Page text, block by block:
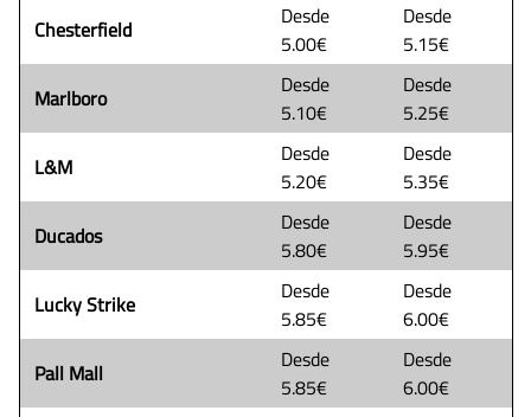
Chesterfield
Desde
5.00€
Desde
5.15€
Marlboro
Desde
5.10€
Desde
5.25€
L&M
Desde
5.20€
Desde
5.35€
Ducados
Desde
5.80€
Desde
5.95€
Lucky Strike
Desde
5.85€
Desde
6.00€
Pall Mall
Desde
5.85€
Desde
6.00€